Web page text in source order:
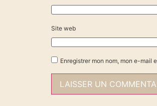
Site web
Enregistrer mon nom, mon e-mail